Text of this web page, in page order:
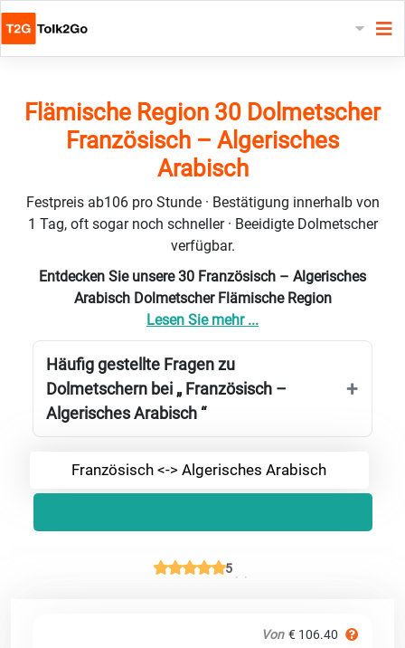
Flämische Region 30 Dolmetscher
Französisch – Algerisches
Arabisch
Festpreis ab106 pro Stunde · Bestätigung innerhalb von
1 Tag, oft sogar noch schneller · Beeidigte Dolmetscher
verfügbar.
Entdecken Sie unsere 30 Französisch – Algerisches
Arabisch Dolmetscher Flämische Region
Lesen Sie mehr ...
Häufig gestellte Fragen zu
Dolmetschern bei „ Französisch –
Algerisches Arabisch “
Französisch <-> Algerisches Arabisch
5
Von € 106.40